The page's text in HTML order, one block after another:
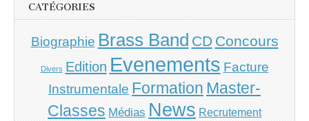
CATÉGORIES
Biographie Brass Band CD Concours
Divers Edition Evenements Facture
Instrumentale Formation Master-
Classes Médias News Recrutement